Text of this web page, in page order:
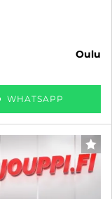
oulu
WHATSAPP